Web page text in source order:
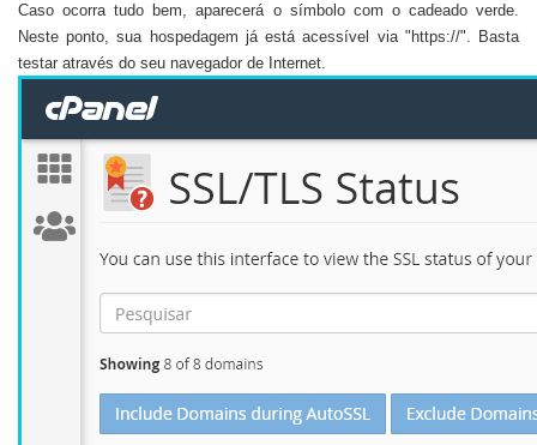
Caso ocorra tudo bem, aparecerá o símbolo com o cadeado verde.
Neste ponto, sua hospedagem já está acessível via "https://". Basta
testar através do seu navegador de Internet.